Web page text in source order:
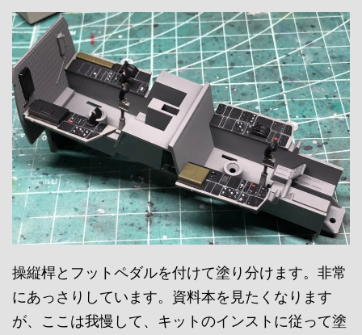
操縦桿とフットペダルを付けて塗り分けます。非常
にあっさりしています。資料本を見たくなります
が、ここは我慢して、キットのインストに従って塗